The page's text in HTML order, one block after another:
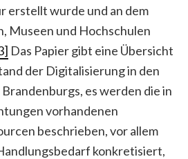
erstellt wurde und an dem
Museen und Hochschulen
Das Papier gibt eine Übersicht
der Digitalisierung in den
es werden die in
vorhandenen
beschrieben, vor allem
konkretisiert,